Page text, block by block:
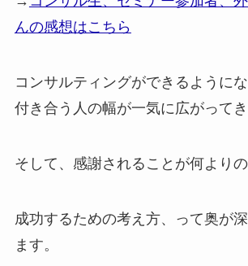
んの感想はこちら
コンサルティングができるようにな
付き合う人の幅が一気に広がってき
そして、感謝されることが何よりの
成功するための考え方、って奥が
ます。